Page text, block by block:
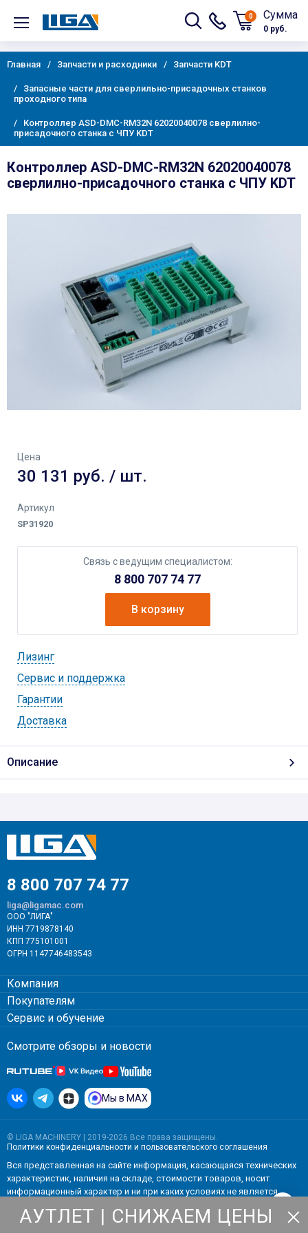
0 Сумма
0 руб.
Главная Запчасти и расходники Запчасти KDT
Запасные части для сверлильно-присадочных станков
проходного типа
Контроллер ASD-DMC-RM32N 62020040078 сверлилно-
присадочного станка с ЧПУ KDT
Контроллер ASD-DMC-RM32N 62020040078
сверлилно-присадочного станка с ЧПУ KDT
Цена
30 131 руб. / шт.
Артикул
SP31920
Связь с ведущим специалистом:
8 800 707 74 77
В корзину
Лизинг
Cервис и поддержка
Гарантии
Доставка
Описание
8 800 707 74 77
liga@ligamac.com
ООО "ЛИГА"
ИНН 7719878140
КПП 775101001
ОГРН 1147746483543
Компания
Покупателям
Сервис и обучение
Смотрите обзоры и новости
Мы в MAX
© LIGA MACHINERY | 2019-2026 Все права защищены.
Политики конфиденциальности и пользовательского соглашения
Вся представленная на сайте информация, касающаяся технических
характеристик, наличия на складе, стоимости товаров, носит
информационный характер и ни при каких условиях не является
Гражданского кодекса РФ
АУТЛЕТ | СНИЖАЕМ ЦЕНЫ